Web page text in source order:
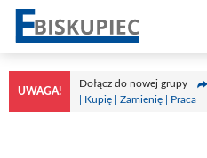
Przejdź
treści
UWAGA!
Dołącz do nowej grupy
| Kupię | Zamienię | Praca